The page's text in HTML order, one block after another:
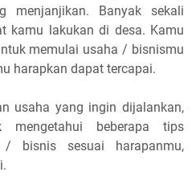
menjanjikan. Banyak sekali
kamu lakukan di desa. Kamu
memulai usaha / bisnismu
harapkan dapat tercapai.
usaha yang ingin dijalankan,
beberapa tips
bisnis sesuai harapanmu,